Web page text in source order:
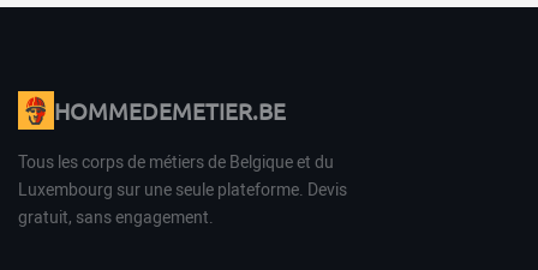
HOMMEDEMETIER.BE
Tous les corps de métiers de Belgique et du
Luxembourg sur une seule plateforme. Devis
gratuit, sans engagement.